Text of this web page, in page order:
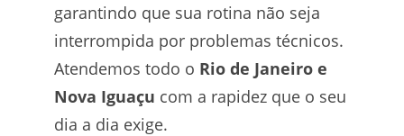
garantindo que sua rotina não seja
interrompida por problemas técnicos.
Atendemos todo o Rio de Janeiro e
Nova Iguaçu com a rapidez que o seu
dia a dia exige.